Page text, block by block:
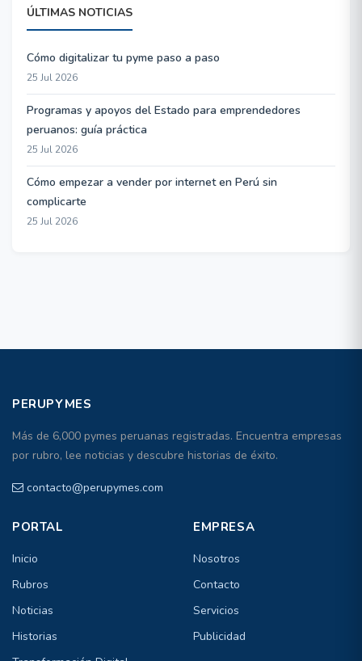
ÚLTIMAS NOTICIAS
Cómo digitalizar tu pyme paso a paso
25 Jul 2026
Programas y apoyos del Estado para emprendedores
peruanos: guía práctica
25 Jul 2026
Cómo empezar a vender por internet en Perú sin
complicarte
25 Jul 2026
PERUPYMES
Más de 6,000 pymes peruanas registradas. Encuentra empresas
por rubro, lee noticias y descubre historias de éxito.
contacto@perupymes.com
PORTAL
Inicio
Rubros
Noticias
Historias
EMPRESA
Nosotros
Contacto
Servicios
Publicidad